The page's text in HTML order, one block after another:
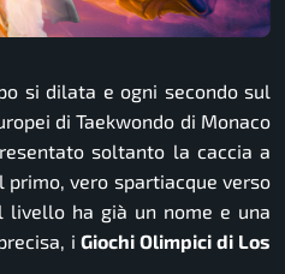
si dilata e ogni secondo sul
di Taekwondo di Monaco
soltanto la caccia a
vero spartiacque verso
livello ha già un nome e una
iGiochi Olimpici di Los